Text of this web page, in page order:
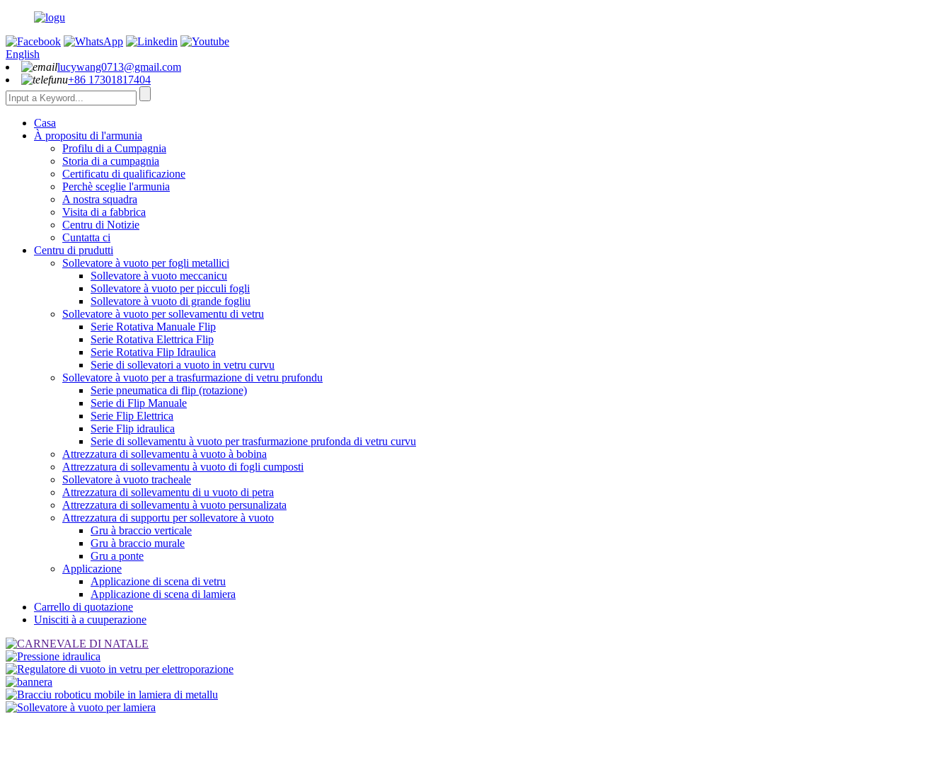
English
lucywang0713@gmail.com
+86 17301817404
Casa
À propositu di l'armunia
Profilu di a Cumpagnia
Storia di a cumpagnia
Certificatu di qualificazione
Perchè sceglie l'armunia
A nostra squadra
Visita di a fabbrica
Centru di Notizie
Cuntatta ci
Centru di prudutti
Sollevatore à vuoto per fogli metallici
Sollevatore à vuoto meccanicu
Sollevatore à vuoto per picculi fogli
Sollevatore à vuoto di grande fogliu
Sollevatore à vuoto per sollevamentu di vetru
Serie Rotativa Manuale Flip
Serie Rotativa Elettrica Flip
Serie Rotativa Flip Idraulica
Serie di sollevatori a vuoto in vetru curvu
Sollevatore à vuoto per a trasfurmazione di vetru prufondu
Serie pneumatica di flip (rotazione)
Serie di Flip Manuale
Serie Flip Elettrica
Serie Flip idraulica
Serie di sollevamentu à vuoto per trasfurmazione prufonda di vetru curvu
Attrezzatura di sollevamentu à vuoto à bobina
Attrezzatura di sollevamentu à vuoto di fogli cumposti
Sollevatore à vuoto tracheale
Attrezzatura di sollevamentu di u vuoto di petra
Attrezzatura di sollevamentu à vuoto persunalizata
Attrezzatura di supportu per sollevatore à vuoto
Gru à braccio verticale
Gru à braccio murale
Gru a ponte
Applicazione
Applicazione di scena di vetru
Applicazione di scena di lamiera
Carrello di quotazione
Unisciti à a cuuperazione